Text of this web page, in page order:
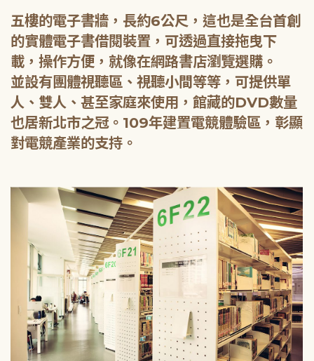
五樓的電子書牆，長約6公尺，這也是全台首創
的實體電子書借閱裝置，可透過直接拖曳下
載，操作方便，就像在網路書店瀏覽選購。
並設有團體視聽區、視聽小間等等，可提供單
人、雙人、甚至家庭來使用，館藏的DVD數量
也居新北市之冠。109年建置電競體驗區，彰顯
對電競產業的支持。